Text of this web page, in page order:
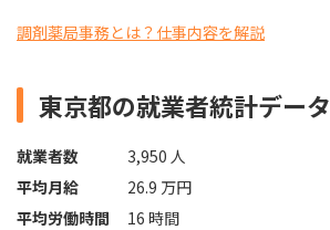
調剤薬局事務とは？仕事内容を解説
東京都の就業者統計データ
就業者数
3,950 人
平均月給
26.9 万円
平均労働時間
16 時間